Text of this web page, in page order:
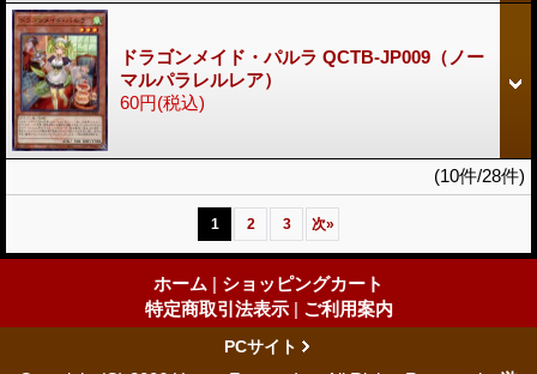
ドラゴンメイド・パルラ QCTB-JP009（ノー
マルパラレルレア）
60円(税込)
(10件/28件)
1 2 3 次»
ホーム | ショッピングカート
特定商取引法表示 | ご利用案内
PCサイト